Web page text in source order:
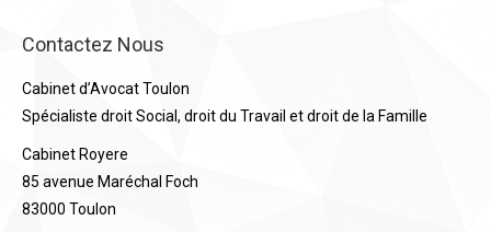
Contactez Nous
Cabinet d’Avocat Toulon
Spécialiste droit Social, droit du Travail et droit de la Famille
Cabinet Royere
85 avenue Maréchal Foch
83000 Toulon